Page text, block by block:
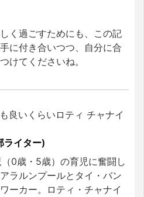
く過ごすためにも、この記
に付き合いつつ、自分に合
けてくださいね。
良いくらいロティ チャナイ
ライター)
0歳・5歳）の育児に奮闘し
ラルンプールとタイ・バン
ーカー。ロティ・チャナイ